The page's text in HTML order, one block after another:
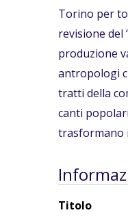
Torino per
revisione del
produzione
antropologi
tratti della
canti
trasformano
Titolo